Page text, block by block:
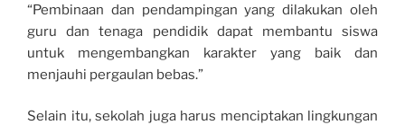
“Pembinaan dan pendampingan yang dilakukan oleh
guru dan tenaga pendidik dapat membantu siswa
untuk mengembangkan karakter yang baik dan
menjauhi pergaulan bebas.”
Selain itu, sekolah juga harus menciptakan lingkungan